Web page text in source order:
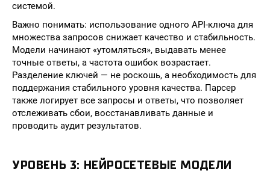
системой.
Важно понимать: использование одного API-ключа для
множества запросов снижает качество и стабильность.
Модели начинают «утомляться», выдавать менее
точные ответы, а частота ошибок возрастает.
Разделение ключей — не роскошь, а необходимость для
поддержания стабильного уровня качества. Парсер
также логирует все запросы и ответы, что позволяет
отслеживать сбои, восстанавливать данные и
проводить аудит результатов.
УРОВЕНЬ 3: НЕЙРОСЕТЕВЫЕ МОДЕЛИ